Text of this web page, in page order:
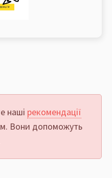
наші рекомендації
Вони допоможуть